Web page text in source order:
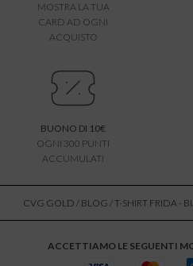
MOSTRA LA TUA
CARD AD OGNI
ACQUISTO
BUONO DI 10€
OGNI 300 PUNTI
ACCUMULATI
CVG GOLD / BLOG / T-SHIRT FRIDA -
ACCETTIAMO LE SEGUENTI